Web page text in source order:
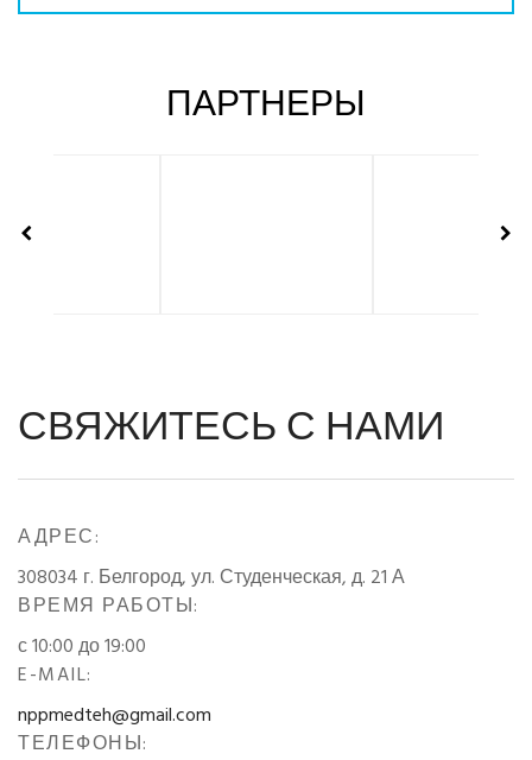
ПАРТНЕРЫ
СВЯЖИТЕСЬ С НАМИ
АДРЕС:
308034 г. Белгород, ул. Студенческая, д. 21 А
ВРЕМЯ РАБОТЫ:
с 10:00 до 19:00
E-MAIL:
nppmedteh@gmail.com
ТЕЛЕФОНЫ: